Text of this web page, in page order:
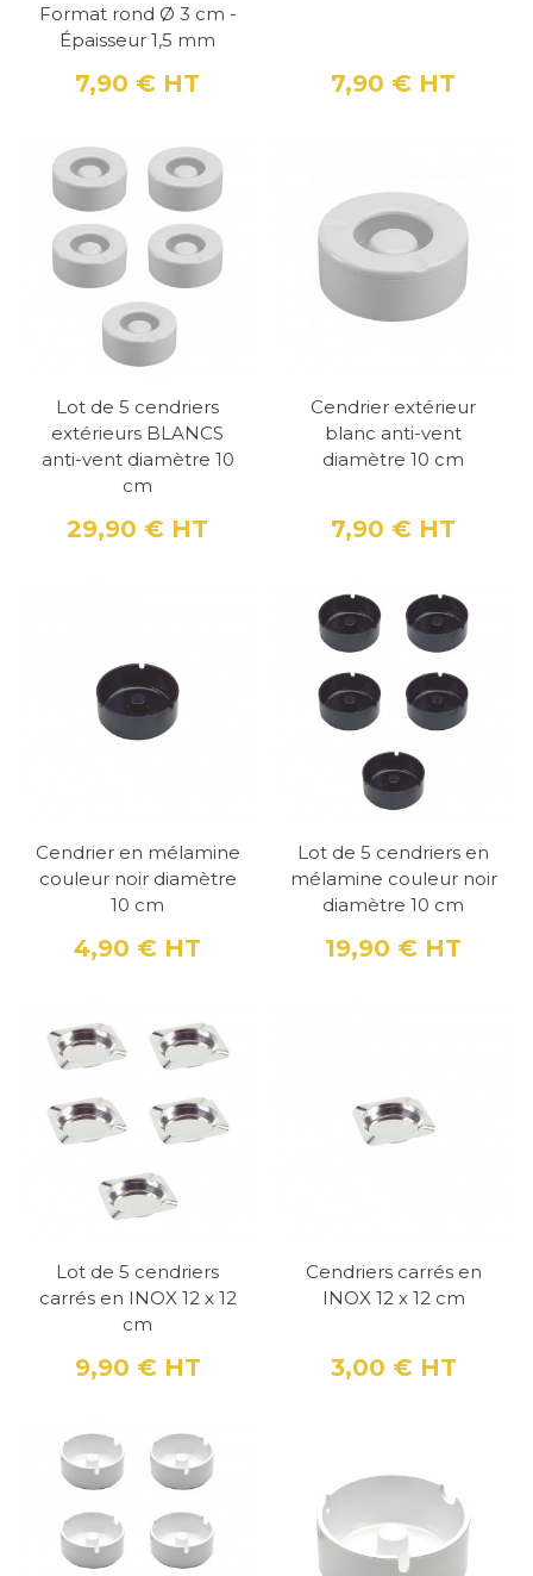
Format rond Ø 3 cm -
Épaisseur 1,5 mm
Prix
7,90 € HT Prix
7,90 € HT
Lot de 5 cendriers
extérieurs BLANCS
anti-vent diamètre 10
cm
Prix
29,90 € HT
Cendrier extérieur
blanc anti-vent
diamètre 10 cm
Prix
7,90 € HT
Cendrier en mélamine
couleur noir diamètre
10 cm
Prix
4,90 € HT
Lot de 5 cendriers en
mélamine couleur noir
diamètre 10 cm
Prix
19,90 € HT
Lot de 5 cendriers
carrés en INOX 12 x 12
cm
Prix
9,90 € HT
Cendriers carrés en
INOX 12 x 12 cm
Prix
3,00 € HT